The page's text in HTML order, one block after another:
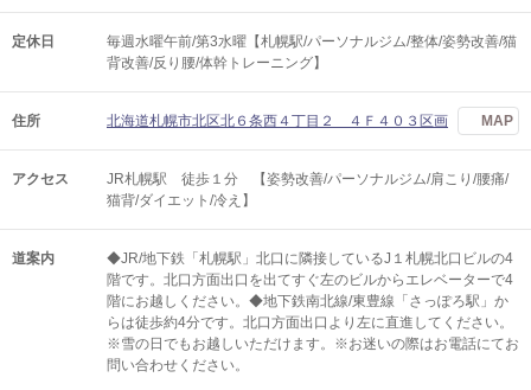
定休日
毎週水曜午前/第3水曜【札幌駅/パーソナルジム/整体/姿勢改善/猫
背改善/反り腰/体幹トレーニング】
住所 北海道札幌市北区北６条西４丁目２ ４Ｆ４０３区画 MAP
アクセス
JR札幌駅 徒歩１分 【姿勢改善/パーソナルジム/肩こり/腰痛/
猫背/ダイエット/冷え】
道案内
◆JR/地下鉄「札幌駅」北口に隣接しているJ１札幌北口ビルの4
階です。北口方面出口を出てすぐ左のビルからエレベーターで4
階にお越しください。◆地下鉄南北線/東豊線「さっぽろ駅」か
らは徒歩約4分です。北口方面出口より左に直進してください。
※雪の日でもお越しいただけます。※お迷いの際はお電話にてお
問い合わせください。